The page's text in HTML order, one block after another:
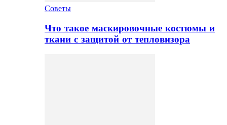
Советы
Что такое маскировочные костюмы и
ткани с защитой от тепловизора